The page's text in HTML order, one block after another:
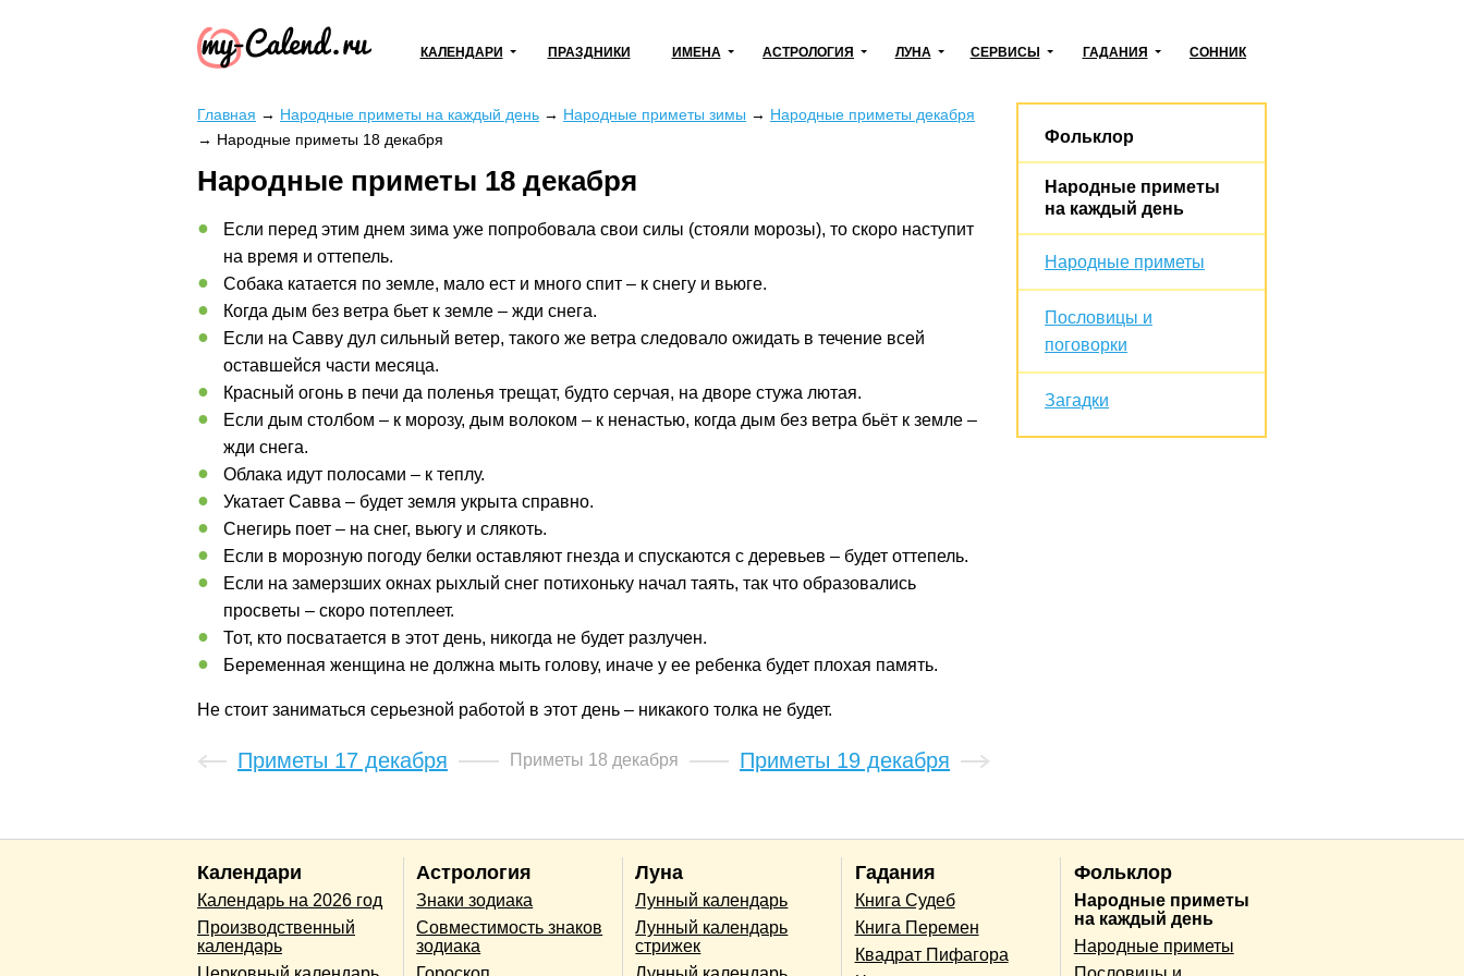
КАЛЕНДАРИ ПРАЗДНИКИ ИМЕНА АСТРОЛОГИЯ ЛУНА СЕРВИСЫ ГАДАНИЯ СОННИК
Главная → Народные приметы на каждый день → Народные приметы зимы → Народные приметы декабря
→ Народные приметы 18 декабря
Народные приметы 18 декабря
Если перед этим днем зима уже попробовала свои силы (стояли морозы), то скоро наступит
на время и оттепель.
Собака катается по земле, мало ест и много спит – к снегу и вьюге.
Когда дым без ветра бьет к земле – жди снега.
Если на Савву дул сильный ветер, такого же ветра следовало ожидать в течение всей
оставшейся части месяца.
Красный огонь в печи да поленья трещат, будто серчая, на дворе стужа лютая.
Если дым столбом – к морозу, дым волоком – к ненастью, когда дым без ветра бьёт к земле –
жди снега.
Облака идут полосами – к теплу.
Укатает Савва – будет земля укрыта справно.
Снегирь поет – на снег, вьюгу и слякоть.
Если в морозную погоду белки оставляют гнезда и спускаются с деревьев – будет оттепель.
Если на замерзших окнах рыхлый снег потихоньку начал таять, так что образовались
просветы – скоро потеплеет.
Тот, кто посватается в этот день, никогда не будет разлучен.
Беременная женщина не должна мыть голову, иначе у ее ребенка будет плохая память.
Не стоит заниматься серьезной работой в этот день – никакого толка не будет.
Приметы 17 декабря Приметы 18 декабря Приметы 19 декабря
Фольклор
Народные приметы
на каждый день
Народные приметы
Пословицы и
поговорки
Загадки
Календари
Календарь на 2026 год
Производственный
календарь
Астрология
Знаки зодиака
Совместимость знаков
зодиака
Луна
Лунный календарь
Лунный календарь
стрижек
Гадания
Книга Судеб
Книга Перемен
Квадрат Пифагора
Фольклор
Народные приметы
на каждый день
Народные приметы